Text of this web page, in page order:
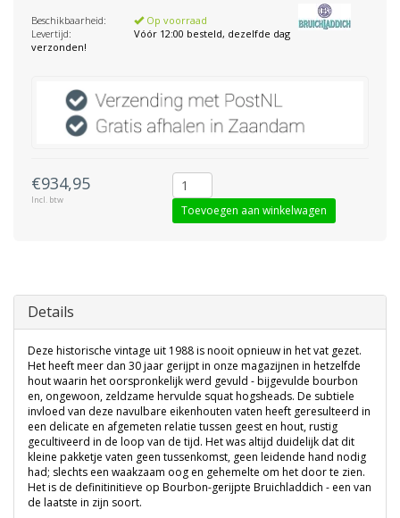
Beschikbaarheid:
Op voorraad
Levertijd:
Vóór 12:00 besteld, dezelfde dag
verzonden!
€934,95
Incl. btw
Toevoegen aan winkelwagen
Details
Deze historische vintage uit 1988 is nooit opnieuw in het vat gezet.
Het heeft meer dan 30 jaar gerijpt in onze magazijnen in hetzelfde
hout waarin het oorspronkelijk werd gevuld - bijgevulde bourbon
en, ongewoon, zeldzame hervulde squat hogsheads. De subtiele
invloed van deze navulbare eikenhouten vaten heeft geresulteerd in
een delicate en afgemeten relatie tussen geest en hout, rustig
gecultiveerd in de loop van de tijd. Het was altijd duidelijk dat dit
kleine pakketje vaten geen tussenkomst, geen leidende hand nodig
had; slechts een waakzaam oog en gehemelte om het door te zien.
Het is de definitinitieve op Bourbon-gerijpte Bruichladdich - een van
de laatste in zijn soort.